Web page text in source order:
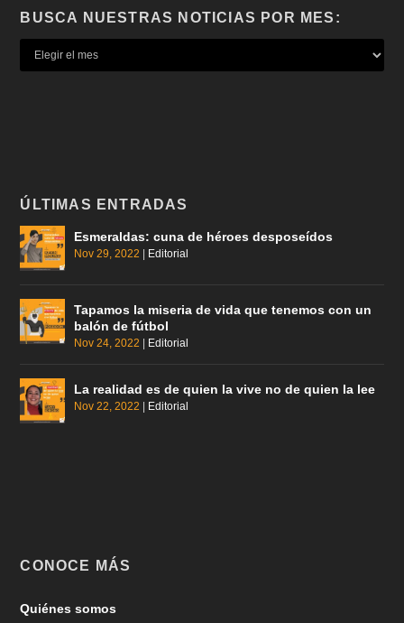
BUSCA NUESTRAS NOTICIAS POR MES:
ÚLTIMAS ENTRADAS
Esmeraldas: cuna de héroes desposeídos
Nov 29, 2022 | Editorial
Tapamos la miseria de vida que tenemos con un
balón de fútbol
Nov 24, 2022 | Editorial
La realidad es de quien la vive no de quien la lee
Nov 22, 2022 | Editorial
CONOCE MÁS
Quiénes somos